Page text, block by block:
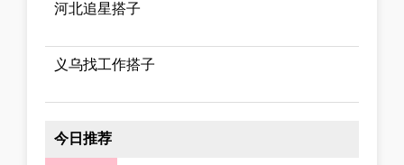
河北追星搭子
义乌找工作搭子
今日推荐